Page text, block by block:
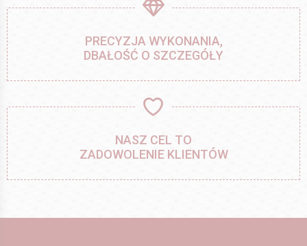
PRECYZJA WYKONANIA,
DBAŁOŚĆ O SZCZEGÓŁY
NASZ CEL TO
ZADOWOLENIE KLIENTÓW